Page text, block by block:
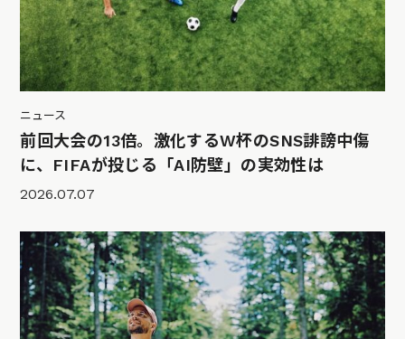
ニュース
前回大会の13倍。激化するW杯のSNS誹謗中傷
に、FIFAが投じる「AI防壁」の実効性は
2026.07.07